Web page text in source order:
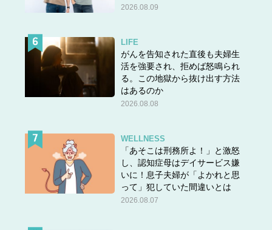
2026.08.09
LIFE
がんを告知された直後も夫婦生
活を強要され、拒めば怒鳴られ
る。この地獄から抜け出す方法
はあるのか
2026.08.08
WELLNESS
「あそこは刑務所よ！」と激怒
し、認知症母はデイサービス嫌
いに！息子夫婦が「よかれと思
って」犯していた間違いとは
2026.08.07